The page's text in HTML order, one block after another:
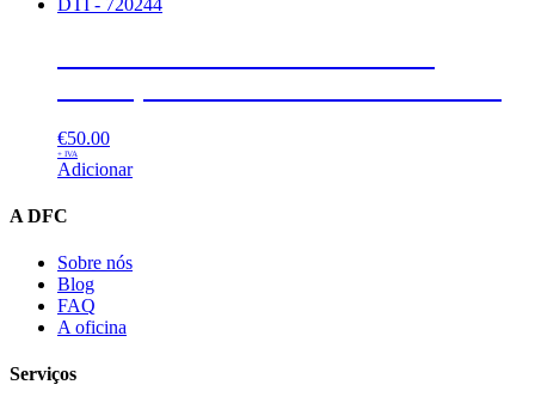
€50.00
+ IVA
Adicionar
A DFC
Sobre nós
Blog
FAQ
A oficina
Serviços